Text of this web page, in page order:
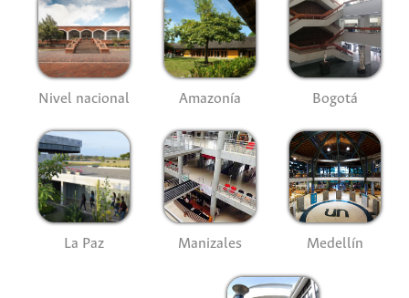
Nivel nacional Amazonía Bogotá
La Paz Manizales Medellín